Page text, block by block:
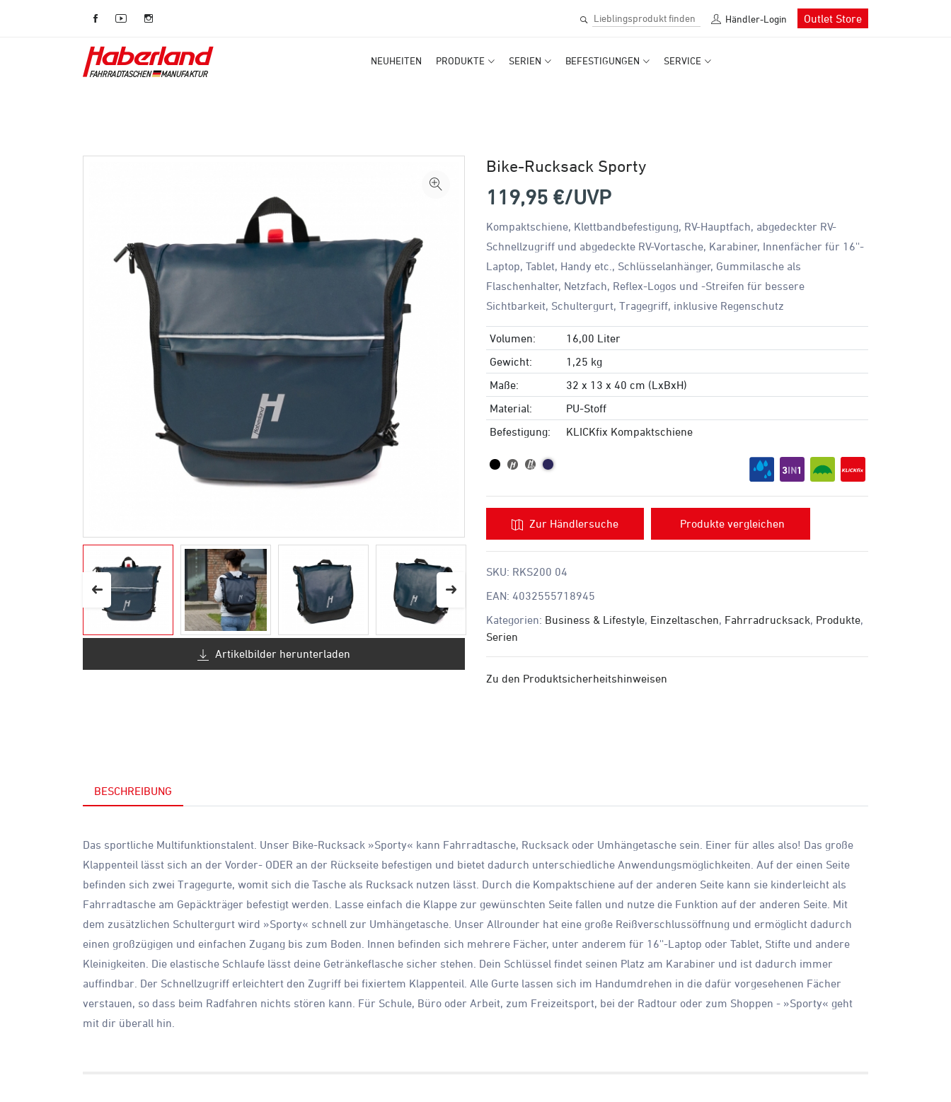
Händler-Login Outlet Store
NEUHEITEN PRODUKTE SERIEN BEFESTIGUNGEN SERVICE
Artikelbilder herunterladen
Bike-Rucksack Sporty
119,95 €/UVP
Kompaktschiene, Klettbandbefestigung, RV-Hauptfach, abgedeckter RV-
Schnellzugriff und abgedeckte RV-Vortasche, Karabiner, Innenfächer für 16''-
Laptop, Tablet, Handy etc., Schlüsselanhänger, Gummilasche als
Flaschenhalter, Netzfach, Reflex-Logos und -Streifen für bessere
Sichtbarkeit, Schultergurt, Tragegriff, inklusive Regenschutz
Volumen:
16,00 Liter
Gewicht:
1,25 kg
Maße:
32 x 13 x 40 cm (LxBxH)
Material:
PU-Stoff
Befestigung:
KLICKfix Kompaktschiene
Zur Händlersuche Produkte vergleichen
SKU: RKS200 04
EAN: 4032555718945
Kategorien: Business & Lifestyle, Einzeltaschen, Fahrradrucksack, Produkte,
Serien
Zu den Produktsicherheitshinweisen
BESCHREIBUNG
Das sportliche Multifunktionstalent. Unser Bike-Rucksack »Sporty« kann Fahrradtasche, Rucksack oder Umhängetasche sein. Einer für alles also! Das große
Klappenteil lässt sich an der Vorder- ODER an der Rückseite befestigen und bietet dadurch unterschiedliche Anwendungsmöglichkeiten. Auf der einen Seite
befinden sich zwei Tragegurte, womit sich die Tasche als Rucksack nutzen lässt. Durch die Kompaktschiene auf der anderen Seite kann sie kinderleicht als
Fahrradtasche am Gepäckträger befestigt werden. Lasse einfach die Klappe zur gewünschten Seite fallen und nutze die Funktion auf der anderen Seite. Mit
dem zusätzlichen Schultergurt wird »Sporty« schnell zur Umhängetasche. Unser Allrounder hat eine große Reißverschlussöffnung und ermöglicht dadurch
einen großzügigen und einfachen Zugang bis zum Boden. Innen befinden sich mehrere Fächer, unter anderem für 16''-Laptop oder Tablet, Stifte und andere
Kleinigkeiten. Die elastische Schlaufe lässt deine Getränkeflasche sicher stehen. Dein Schlüssel findet seinen Platz am Karabiner und ist dadurch immer
auffindbar. Der Schnellzugriff erleichtert den Zugriff bei fixiertem Klappenteil. Alle Gurte lassen sich im Handumdrehen in die dafür vorgesehenen Fächer
verstauen, so dass beim Radfahren nichts stören kann. Für Schule, Büro oder Arbeit, zum Freizeitsport, bei der Radtour oder zum Shoppen - »Sporty« geht
mit dir überall hin.